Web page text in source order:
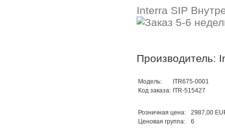
Interra SIP
Производитель:
Модель:
ITR675-0001
Код заказа: ITR-515427
Розничная цена:
2987,00
Ценовая группа:
6